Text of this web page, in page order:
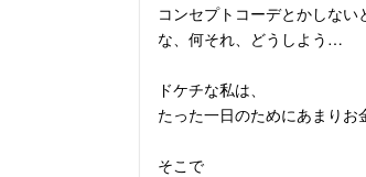
コンセプトコーデとかしない
な、何それ、どうしよう…
ドケチな私は、
たった一日のためにあまりお
そこで